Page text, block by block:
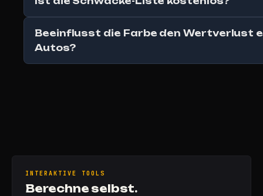
Beeinflusst die Farbe den Wertverlust
Autos?
INTERAKTIVE TOOLS
Berechne selbst.